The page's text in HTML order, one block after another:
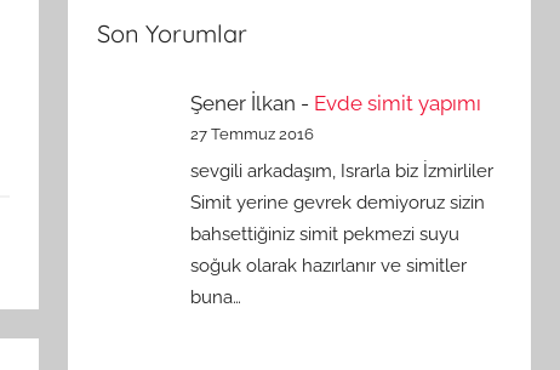
Son Yorumlar
Şener İlkan - Evde simit yapımı
27 Temmuz 2016
sevgili arkadaşım, Israrla biz İzmirliler
Simit yerine gevrek demiyoruz sizin
bahsettiğiniz simit pekmezi suyu
soğuk olarak hazırlanır ve simitler
buna…